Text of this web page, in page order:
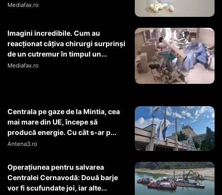
Mediafax.ro
Imagini incredibile. Cum au
reacționat câțiva chirurgi surprinși
de un cutremur în timpul un...
Mediafax.ro
Centrala pe gaze de la Mintia, cea
mai mare din UE, începe să
producă energie. Cu cât s-ar p...
Antena3.ro
Operaţiunea pentru salvarea
Centralei Cernavodă: Două barje
vor fi scufundate joi, iar alte...